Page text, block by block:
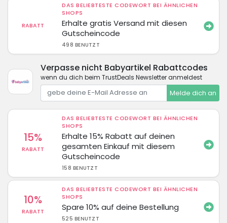
RABATT
DAS BELIEBTESTE CODEWORT BEI ÄHNLICHEN
SHOPS
Erhalte gratis Versand mit diesen
Gutscheincode
498 BENUTZT
Verpasse nicht Babyartikel Rabattcodes
wenn du dich beim TrustDeals Newsletter anmeldest
Melde dich an
15%
RABATT
DAS BELIEBTESTE CODEWORT BEI ÄHNLICHEN
SHOPS
Erhalte 15% Rabatt auf deinen
gesamten Einkauf mit diesem
Gutscheincode
158 BENUTZT
10%
RABATT
DAS BELIEBTESTE CODEWORT BEI ÄHNLICHEN
SHOPS
Spare 10% auf deine Bestellung
525 BENUTZT